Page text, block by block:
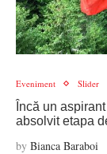
Eveniment Slider
Încă un
absolvit etapa
by Bianca Baraboi